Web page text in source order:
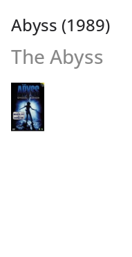
Abyss (1989)
The Abyss